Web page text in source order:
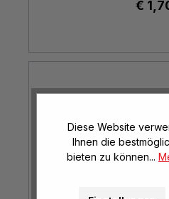
€
Diese Website
Ihnen die
bieten zu können...